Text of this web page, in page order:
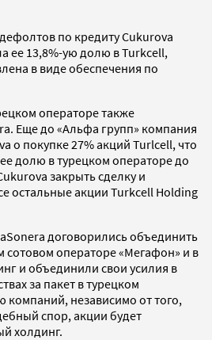
по кредиту Cukurova
ее 13,8%-ую долю в Turkcell,
в виде обеспечения по
операторе также
Еще до «Альфа групп» компания
о покупке 27% акций Turlcell, что
долю в турецком операторе до
закрыть сделку и
остальные акции Turkcell Holding
договорились объединить
сотовом операторе «Мегафон» и в
и объединили свои усилия в
за пакет в турецком
независимо от того,
спор, акции будет
холдинг.